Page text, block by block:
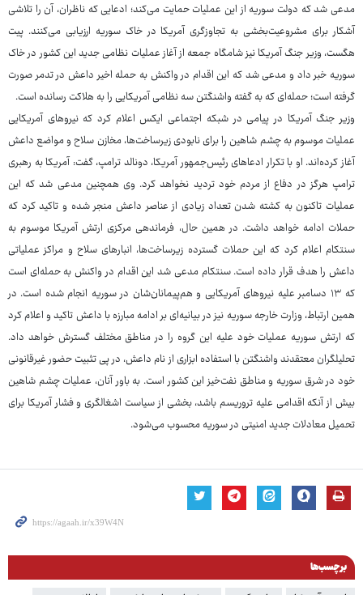
مدعی شد که دولت سوریه از این عملیات حمایت می‌کند؛ ادعایی که ناظران، آن را تلاشی
آشکار برای مشروعیت‌بخشی به تجاوزگری آمریکا در خاک سوریه ارزیابی می‌کنند. پیت
هگست، وزیر جنگ آمریکا نیز شامگاه جمعه از آغاز عملیات نظامی جدید این کشور در خاک
سوریه خبر داد و مدعی شد که این اقدام در واکنش به حمله اخیر داعش در تدمر صورت
گرفته است؛ حمله‌ای که به گفته واشنگتن سه نظامی آمریکایی را به هلاکت رسانده است.
وزیر جنگ آمریکا در پیامی در شبکه اجتماعی ایکس اعلام کرد که نیروهای آمریکایی
عملیات موسوم به چشم شاهین را برای نابودی زیرساخت‌ها، مخازن سلاح و مواضع داعش
آغاز کرده‌اند. او با تکرار ادعاهای رئیس‌جمهور آمریکا، دونالد ترامپ، گفت: آمریکا به رهبری
ترامپ هرگز در دفاع از مردم خود تردید نخواهد کرد. وی همچنین مدعی شد که این
عملیات تاکنون به کشته شدن تعداد زیادی از عناصر داعش منجر شده و تاکید کرد که
حملات ادامه خواهد داشت. در همین حال، فرماندهی مرکزی ارتش آمریکا موسوم به
سنتکام اعلام کرد که این حملات گسترده زیرساخت‌ها، انبارهای سلاح و مراکز عملیاتی
داعش را هدف قرار داده است. سنتکام مدعی شد این اقدام در واکنش به حمله‌ای است
که ۱۳ دسامبر علیه نیروهای آمریکایی و هم‌پیمانان‌شان در سوریه انجام شده است. در
همین ارتباط، وزارت خارجه سوریه نیز در بیانیه‌ای بر ادامه مبارزه با داعش تاکید و اعلام کرد
که ارتش سوریه عملیات خود علیه این گروه را در مناطق مختلف گسترش خواهد داد.
تحلیلگران معتقدند واشنگتن با استفاده ابزاری از نام داعش، در پی تثبیت حضور غیرقانونی
خود در شرق سوریه و مناطق نفت‌خیز این کشور است. به باور آنان، عملیات چشم شاهین
بیش از آنکه اقدامی علیه تروریسم باشد، بخشی از سیاست اشغالگری و فشار آمریکا برای
تحمیل معادلات جدید امنیتی در سوریه محسوب می‌شود.
برچسب‌ها